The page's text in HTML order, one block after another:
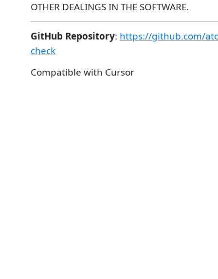
OTHER DEALINGS IN THE SOFTWARE.
GitHub Repository: https://github.com/
check
Compatible with Cursor